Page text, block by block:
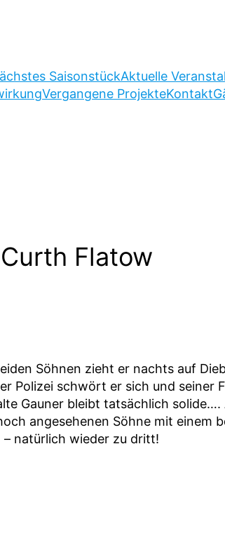
SaisonstückAktuelle
Vergangene ProjekteKontakt
Flatow
Söhnen zieht er nachts auf
Polizei schwört er sich und seiner
Gauner bleibt tatsächlich solide….
angesehenen Söhne mit einem
natürlich wieder zu dritt!